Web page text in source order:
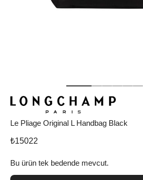
Le Pliage Original L Handbag Black
₺15022
Bu ürün tek bedende mevcut.